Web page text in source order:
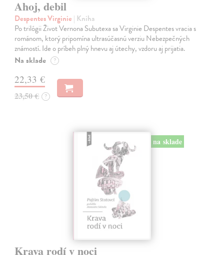
Ahoj, debil
Despentes Virginie | Kniha
Po trilógii Život Vernona Subutexa sa Virginie Despentes vracia s
románom, ktorý pripomína ultrasúčasnú verziu Nebezpečných
známostí. Ide o príbeh plný hnevu aj útechy, vzdoru aj prijatia.
Na sklade ?
22,33 €
23,50 € ?
na sklade
Krava rodí v noci